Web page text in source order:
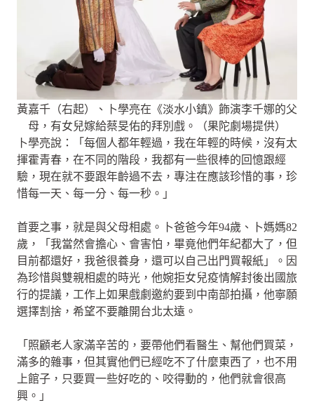
黃嘉千（右起）、卜學亮在《淡水小鎮》飾演李千娜的父
母，有女兒嫁給蔡旻佑的拜別戲。（果陀劇場提供）
卜學亮說：「每個人都年輕過，我在年輕的時候，沒有太
揮霍青春，在不同的階段，我都有一些很棒的回憶跟經
驗，現在就不要跟年齡過不去，專注在應該珍惜的事，珍
惜每一天、每一分、每一秒。」
首要之事，就是與父母相處。卜爸爸今年94歲、卜媽媽82
歲，「我當然會擔心、會害怕，畢竟他們年紀都大了，但
目前都還好，我爸很養身，還可以自己出門買報紙」。因
為珍惜與雙親相處的時光，他婉拒女兒疫情解封後出國旅
行的提議，工作上如果戲劇邀約要到中南部拍攝，他寧願
選擇割捨，希望不要離開台北太遠。
「照顧老人家滿辛苦的，要帶他們看醫生、幫他們買菜，
滿多的雜事，但其實他們已經吃不了什麼東西了，也不用
上館子，只要買一些好吃的、咬得動的，他們就會很高
興。」